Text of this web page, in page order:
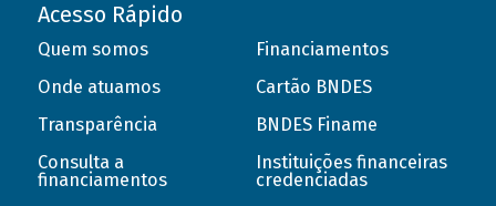
Acesso Rápido
Quem somos
Onde atuamos
Transparência
Consulta a
financiamentos
Financiamentos
Cartão BNDES
BNDES Finame
Instituições financeiras
credenciadas